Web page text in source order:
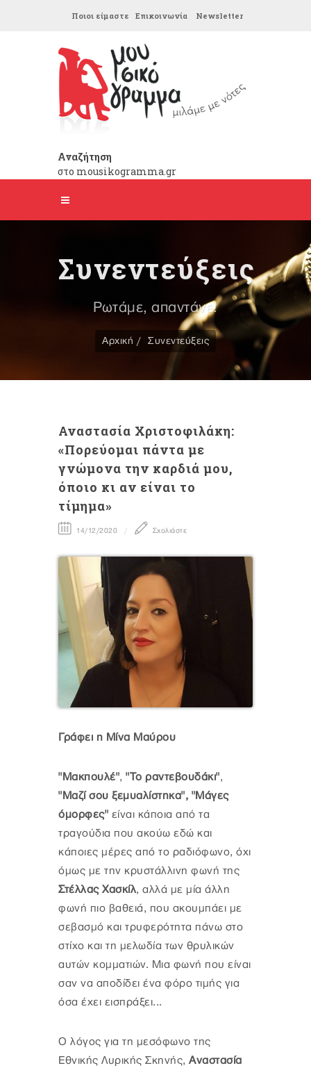
Ποιοι είμαστε Επικοινωνία Newsletter
Αναζήτηση
στο mousikogramma.gr
Συνεντεύξεις
Ρωτάμε, απαντάνε!
Αρχική Συνεντεύξεις
Αναστασία Χριστοφιλάκη:
«Πορεύομαι πάντα με
γνώμονα την καρδιά μου,
όποιο κι αν είναι το
τίμημα»
14/12/2020 Σχολιάστε
Γράφει η Μίνα Μαύρου
"Μακπουλέ", "Το ραντεβουδάκι",
"Μαζί σου ξεμυαλίστηκα", "Μάγες
όμορφες" είναι κάποια από τα
τραγούδια που ακούω εδώ και
κάποιες μέρες από το ραδιόφωνο, όχι
όμως με την κρυστάλλινη φωνή της
Στέλλας Χασκίλ, αλλά με μία άλλη
φωνή πιο βαθειά, που ακουμπάει με
σεβασμό και τρυφερότητα πάνω στο
στίχο και τη μελωδία των θρυλικών
αυτών κομματιών. Μια φωνή που είναι
σαν να αποδίδει ένα φόρο τιμής για
όσα έχει εισπράξει...
Ο λόγος για τη μεσόφωνο της
Εθνικής Λυρικής Σκηνής, Αναστασία